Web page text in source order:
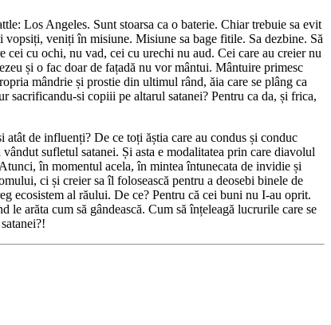
Los Angeles. Sunt stoarsa ca o baterie. Chiar trebuie sa evit
veniți în misiune. Misiune sa bage fitile. Sa dezbine. Să
cei cu ochi, nu vad, cei cu urechi nu aud. Cei care au creier nu
și o fac doar de fațadă nu vor mântui. Mântuire primesc
mândrie și prostie din ultimul rând, ăia care se plâng ca
si copiii pe altarul satanei? Pentru ca da, și frica,
de influenți? De ce toți ăștia care au condus și conduc
sufletul satanei. Și asta e modalitatea prin care diavolul
în momentul acela, în mintea întunecata de invidie și
ci și creier sa îl folosească pentru a deosebi binele de
ecosistem al răului. De ce? Pentru că cei buni nu I-au oprit.
arăta cum să gândească. Cum să înțeleagă lucrurile care se